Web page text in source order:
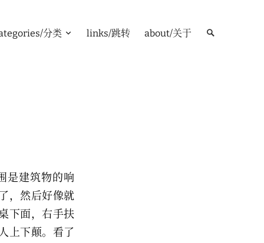
分类 links/跳转 about/关于
是建筑物的响
，然后好像就
下面，右手扶
上下颠。看了